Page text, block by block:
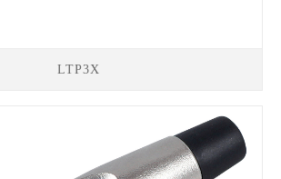
LTP3X